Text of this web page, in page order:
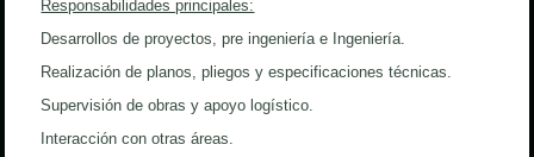
Responsabilidades principales:
Desarrollos de proyectos, pre ingeniería e Ingeniería.
Realización de planos, pliegos y especificaciones técnicas.
Supervisión de obras y apoyo logístico.
Interacción con otras áreas.